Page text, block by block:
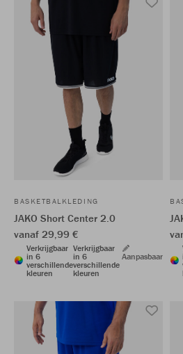
BASKETBALKLEDING
JAKO Short Center 2.0
vanaf 29,99 €
Verkrijgbaar
in 6
verschillende
kleuren
Verkrijgbaar
in 6
verschillende
kleuren
Aanpasbaar